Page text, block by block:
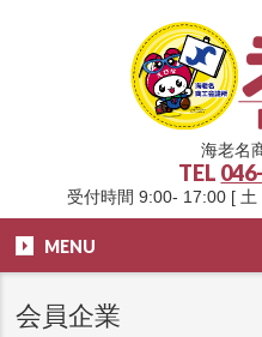
海老名
TEL
受付時間 9:00- 17:00 [
MENU
会員企業